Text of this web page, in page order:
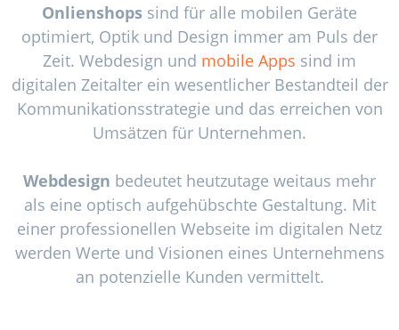
Onlienshops sind für alle mobilen Geräte
optimiert, Optik und Design immer am Puls der
Zeit. Webdesign und mobile Apps sind im
digitalen Zeitalter ein wesentlicher Bestandteil der
Kommunikationsstrategie und das erreichen von
Umsätzen für Unternehmen.
Webdesign bedeutet heutzutage weitaus mehr
als eine optisch aufgehübschte Gestaltung. Mit
einer professionellen Webseite im digitalen Netz
werden Werte und Visionen eines Unternehmens
an potenzielle Kunden vermittelt.